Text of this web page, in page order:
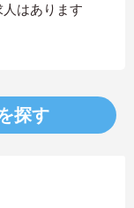
はあります
探す